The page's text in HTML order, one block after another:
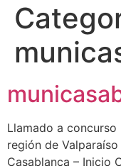
Llamado a concurso
región de
Casablanca – Inicio